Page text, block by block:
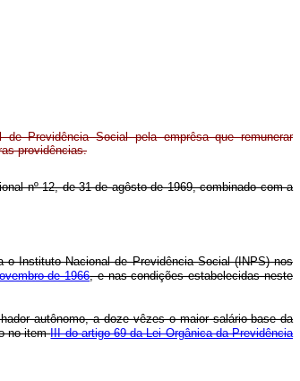
Previdência Social pela emprêsa que remunerar
providências.
nº 12, de 31 de agôsto de 1969, combinado com a
o Instituto Nacional de Previdência Social (INPS) nos
de 1966, e nas condições estabelecidas neste
autônomo, a doze vêzes o maior salário-base da
no itemIII do artigo 69 da Lei Orgânica da Previdência